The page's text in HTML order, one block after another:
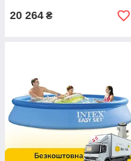
20 264 ₴